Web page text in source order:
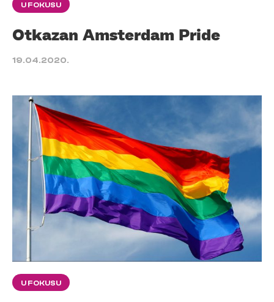
U FOKUSU
Otkazan Amsterdam Pride
19.04.2020.
U FOKUSU